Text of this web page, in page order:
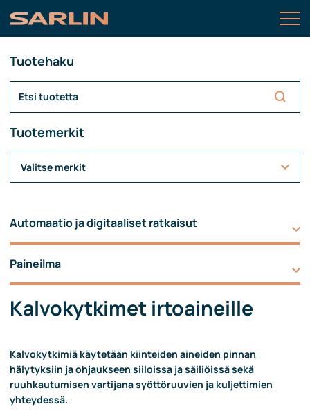
Tuotehaku
Tuotemerkit
Valitse merkit
Automaatio ja digitaaliset ratkaisut
Paineilma
Kalvokytkimet irtoaineille
Kalvokytkimiä käytetään kiinteiden aineiden pinnan
hälytyksiin ja ohjaukseen siiloissa ja säiliöissä sekä
ruuhkautumisen vartijana syöttöruuvien ja kuljettimien
yhteydessä.